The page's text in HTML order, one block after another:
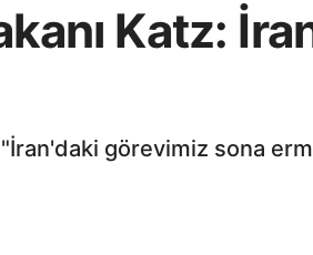
Katz:
görevimiz sona